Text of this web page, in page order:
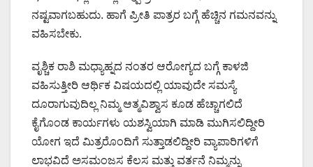
ನಷ್ಟವಾಗಬಹುದು. ಹಾಗೆ ಪ್ರೀತಿ ಪಾತ್ರರ ಬಗ್ಗೆ ಹೆಚ್ಚಿನ ಗಮನವನ್ನು
ವಹಿಸಬೇಕು.
ವೃಶ್ಚಿಕ ರಾಶಿ ಮಧ್ಯಾಹ್ನದ ನಂತರ ಆರೋಗ್ಯದ ಬಗ್ಗೆ ಕಾಳಜಿ
ವಹಿಸುತ್ತೀರಿ ಆರ್ಥಿಕ ವಿಷಯದಲ್ಲಿ ಯಾವುದೇ ಸಮಸ್ಯೆ
ದೂರಾಗುವುದಿಲ್ಲ ನಿಮ್ಮ ಆತ್ಮವಿಶ್ವಾಸ ಕೂಡ ಹೆಚ್ಚಾಗಲಿದೆ
ಕೈಗೊಂಡ ಕಾರ್ಯಗಳು ಯಶಸ್ವಿಯಾಗಿ ಮಾಡಿ ಮುಗಿಸಲಿದ್ದೀರಿ
ಯೋಗ ಇದೆ ಮಿತ್ರರೊಂದಿಗೆ ಸುತ್ತಾಡಲಿದ್ದೀರಿ ವ್ಯಾಪಾರಿಗಳಿಗೆ
ಲಾಭವಿದೆ ಅಸಮಂಜಸ ಕೆಲಸ ಮತ್ತು ವರ್ತನೆ ನಿಮ್ಮನ್ನು